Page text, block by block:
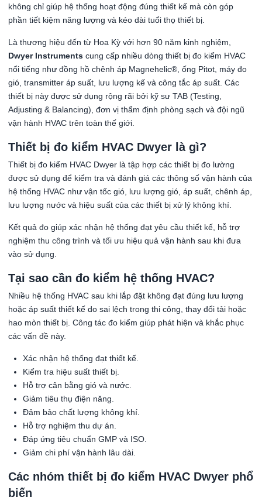
không chỉ giúp hệ thống hoạt động đúng thiết kế mà còn góp
phần tiết kiệm năng lượng và kéo dài tuổi thọ thiết bị.
Là thương hiệu đến từ Hoa Kỳ với hơn 90 năm kinh nghiệm,
Dwyer Instruments cung cấp nhiều dòng thiết bị đo kiểm HVAC
nổi tiếng như đồng hồ chênh áp Magnehelic®, ống Pitot, máy đo
gió, transmitter áp suất, lưu lượng kế và công tắc áp suất. Các
thiết bị này được sử dụng rộng rãi bởi kỹ sư TAB (Testing,
Adjusting & Balancing), đơn vị thẩm định phòng sạch và đội ngũ
vận hành HVAC trên toàn thế giới.
Thiết bị đo kiểm HVAC Dwyer là gì?
Thiết bị đo kiểm HVAC Dwyer là tập hợp các thiết bị đo lường
được sử dụng để kiểm tra và đánh giá các thông số vận hành của
hệ thống HVAC như vận tốc gió, lưu lượng gió, áp suất, chênh áp,
lưu lượng nước và hiệu suất của các thiết bị xử lý không khí.
Kết quả đo giúp xác nhận hệ thống đạt yêu cầu thiết kế, hỗ trợ
nghiệm thu công trình và tối ưu hiệu quả vận hành sau khi đưa
vào sử dụng.
Tại sao cần đo kiểm hệ thống HVAC?
Nhiều hệ thống HVAC sau khi lắp đặt không đạt đúng lưu lượng
hoặc áp suất thiết kế do sai lệch trong thi công, thay đổi tải hoặc
hao mòn thiết bị. Công tác đo kiểm giúp phát hiện và khắc phục
các vấn đề này.
Xác nhận hệ thống đạt thiết kế.
Kiểm tra hiệu suất thiết bị.
Hỗ trợ cân bằng gió và nước.
Giảm tiêu thụ điện năng.
Đảm bảo chất lượng không khí.
Hỗ trợ nghiệm thu dự án.
Đáp ứng tiêu chuẩn GMP và ISO.
Giảm chi phí vận hành lâu dài.
Các nhóm thiết bị đo kiểm HVAC Dwyer phổ
biến